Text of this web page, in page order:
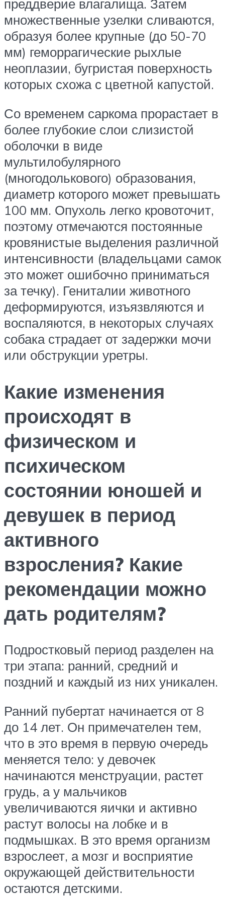
преддверие влагалища. Затем
множественные узелки сливаются,
образуя более крупные (до 50-70
мм) геморрагические рыхлые
неоплазии, бугристая поверхность
которых схожа с цветной капустой.
Со временем саркома прорастает в
более глубокие слои слизистой
оболочки в виде
мультилобулярного
(многодолькового) образования,
диаметр которого может превышать
100 мм. Опухоль легко кровоточит,
поэтому отмечаются постоянные
кровянистые выделения различной
интенсивности (владельцами самок
это может ошибочно приниматься
за течку). Гениталии животного
деформируются, изъязвляются и
воспаляются, в некоторых случаях
собака страдает от задержки мочи
или обструкции уретры.
Какие изменения
происходят в
физическом и
психическом
состоянии юношей и
девушек в период
активного
взросления? Какие
рекомендации можно
дать родителям?
Подростковый период разделен на
три этапа: ранний, средний и
поздний и каждый из них уникален.
Ранний пубертат начинается от 8
до 14 лет. Он примечателен тем,
что в это время в первую очередь
меняется тело: у девочек
начинаются менструации, растет
грудь, а у мальчиков
увеличиваются яички и активно
растут волосы на лобке и в
подмышках. В это время организм
взрослеет, а мозг и восприятие
окружающей действительности
остаются детскими.